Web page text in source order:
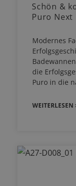
Schön &
Puro Next
Modernes
die
Puro in die
WEITERLESEN